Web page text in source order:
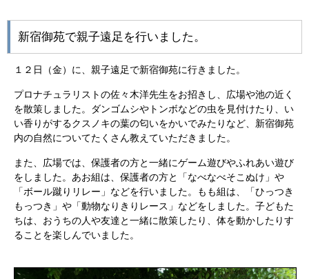
新宿御苑で親子遠足を行いました。
１２日（金）に、親子遠足で新宿御苑に行きました。
プロナチュラリストの佐々木洋先生をお招きし、広場や池の近く
を散策しました。ダンゴムシやトンボなどの虫を見付けたり、い
い香りがするクスノキの葉の匂いをかいでみたりなど、新宿御苑
内の自然についてたくさん教えていただきました。
また、広場では、保護者の方と一緒にゲーム遊びやふれあい遊び
をしました。あお組は、保護者の方と「なべなべそこぬけ」や
「ボール蹴りリレー」などを行いました。もも組は、「ひっつき
もっつき」や「動物なりきりレース」などをしました。子どもた
ちは、おうちの人や友達と一緒に散策したり、体を動かしたりす
ることを楽しんでいました。